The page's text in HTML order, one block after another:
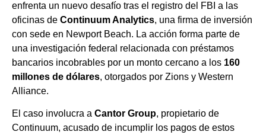
enfrenta un nuevo desafío tras el registro del FBI a las
oficinas de Continuum Analytics, una firma de inversión
con sede en Newport Beach. La acción forma parte de
una investigación federal relacionada con préstamos
bancarios incobrables por un monto cercano a los 160
millones de dólares, otorgados por Zions y Western
Alliance.
El caso involucra a Cantor Group, propietario de
Continuum, acusado de incumplir los pagos de estos